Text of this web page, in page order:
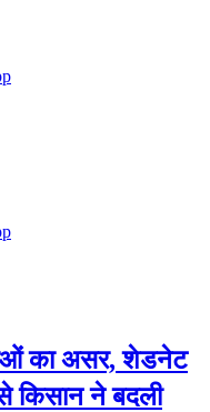
का असर, शेडनेट
किसान ने बदली